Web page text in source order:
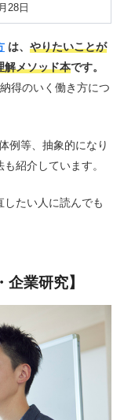
28日
は、 やりたいことが
解メソッド本です。
得のいく働き方につ
例等、抽象的になり
紹介しています。
たい人に読んでも
業研究】